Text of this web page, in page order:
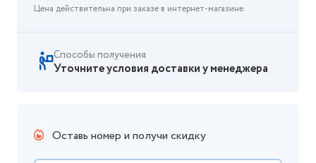
Цена действительна при заказе в интернет-магазине.
Способы получения
Уточните условия доставки у менеджера
Оставь номер и получи скидку